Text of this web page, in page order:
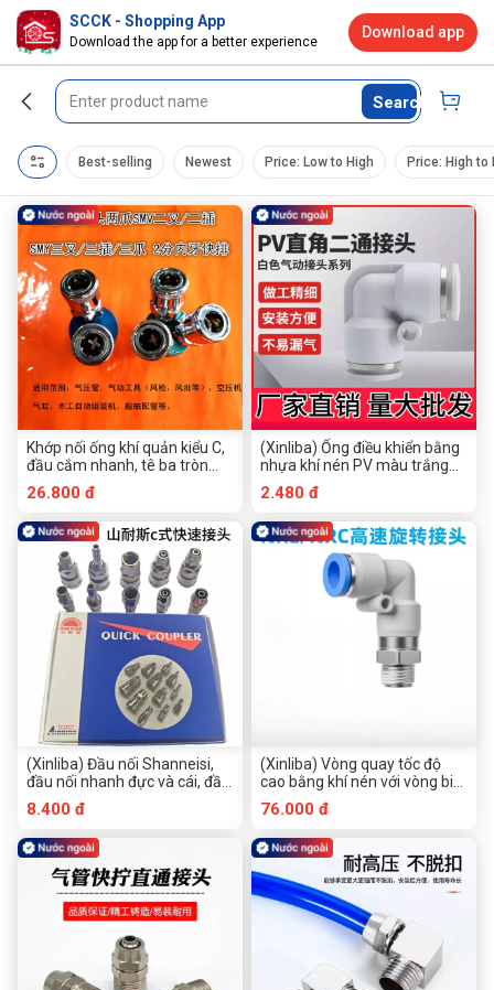
Search
Best-selling Newest Price: Low to High Price: High to
Khớp nối ống khí quản kiểu C,
đầu cắm nhanh, tê ba tròn
SMY, chạc hai
26.800 đ
(Xinliba) Đầu nối Shanneisi,
đầu nối nhanh đực và cái, đầu
nối loại C, đầu nối cắm nhanh,
đuôi dài 20sh ph/răng ngoài
20sm pm/răng trong 20sf
pf/20sp pp
8.400 đ
(Xinliba) Ống điều khiển bằng
nhựa khí nén PV màu trắng
góc phải thẳng thẳng cắm
nhanh Đầu nối nhanh màu
trắng PV4pv8pv6pv10pv12
2.480 đ
(Xinliba) Vòng quay tốc độ
cao bằng khí nén với vòng bi
khớp nối nhanh Vòng bi PL
cắm nhanh màu trắng khuỷu
tay NRL4/6/8/10/12 khớp m5
răng 1 điểm 2 điểm 3 điểm 4
điểm 4 răng
76.000 đ
SCCK - Shopping App
Download the app for a better experience
Download app